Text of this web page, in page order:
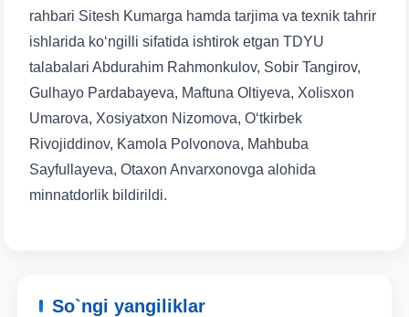
rahbari Sitesh Kumarga hamda tarjima va texnik tahrir
ishlarida koʻngilli sifatida ishtirok etgan TDYU
talabalari Abdurahim Rahmonkulov, Sobir Tangirov,
Gulhayo Pardabayeva, Maftuna Oltiyeva, Xolisxon
Umarova, Xosiyatxon Nizomova, Oʻtkirbek
Rivojiddinov, Kamola Polvonova, Mahbuba
Sayfullayeva, Otaxon Anvarxonovga alohida
minnatdorlik bildirildi.
So`ngi yangiliklar